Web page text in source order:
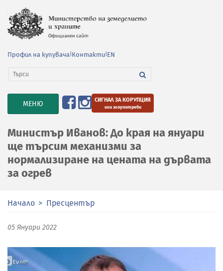
Профил на купувача Контакти EN
TOGGLE
NAVIGATION
МЕНЮ СИГНАЛ ЗА КОРУПЦИЯ
или злоупотреби
Министър Иванов: До края на януари
ще търсим механизми за
нормализиране на цената на дървата
за огрев
Начало Пресцентър
05 Януари 2022